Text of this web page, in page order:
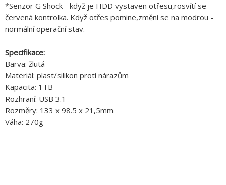
*Senzor G Shock - když je HDD vystaven otřesu,rosvítí se
červená kontrolka. Když otřes pomine,změní se na modrou -
normální operační stav.
Specifikace:
Barva: žlutá
Materiál: plast/silikon proti nárazům
Kapacita: 1TB
Rozhraní: USB 3.1
Rozměry: 133 x 98.5 x 21,5mm
Váha: 270g